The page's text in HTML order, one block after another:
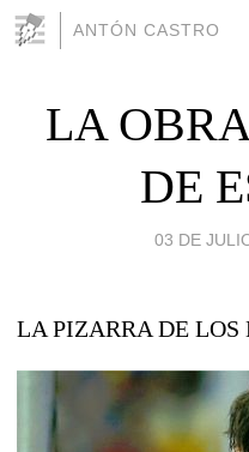
ANTÓN CASTRO
LA
DE
03 DE
LA PIZARRA DE LOS